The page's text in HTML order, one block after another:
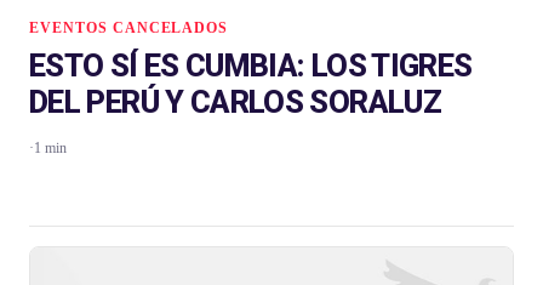
EVENTOS CANCELADOS
ESTO SÍ ES CUMBIA: LOS TIGRES
DEL PERÚ Y CARLOS SORALUZ
·1 min